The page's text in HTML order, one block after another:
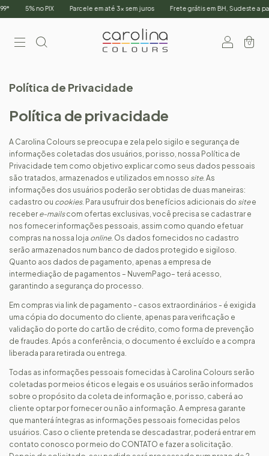
5% no PIX Parcele em até 3x sem juros Frete grátis em BH, Sudeste a
0
Política de Privacidade
Política de privacidade
A Carolina Colours se preocupa e zela pelo sigilo e segurança de
informações coletadas dos usuários, por isso, nossa Política de
Privacidade tem como objetivo explicar como seus dados pessoais
são tratados, armazenados e utilizados em nosso site. As
informações dos usuários poderão ser obtidas de duas maneiras:
cadastro ou cookies. Para usufruir dos benefícios adicionais do sitee
receber e-mailscom ofertas exclusivas, você precisa se cadastrar e
nos fornecer informações pessoais, assim como quando efetuar
compras na nossa loja online. Os dados fornecidos no cadastro
serão armazenados num banco de dados protegido e sigiloso.
Quanto aos dados de pagamento, apenas a empresa de
intermediação de pagamentos – NuvemPago– terá acesso,
garantindo a segurança do processo.
Em compras via link de pagamento - casos extraordinários - é exigida
uma cópia do documento do cliente, apenas para verificação e
validação do porte do cartão de crédito, como forma de prevenção
de fraudes. Após a conferência, o documento é excluído e a compra
liberada para retirada ou entrega.
Todas as informações pessoais fornecidas à Carolina Colours serão
coletadas por meios éticos e legais e os usuários serão informados
sobre o propósito da coleta de informação e, por isso, caberá ao
cliente optar por fornecer ou não a informação. A empresa garante
que manterá íntegras as informações pessoais fornecidas pelos
usuários. Caso o cliente pretenda se descadastrar, poderá entrar em
contato conosco por meio do CONTATO e fazer a solicitação.